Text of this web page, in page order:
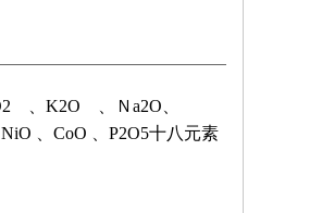
、K2O 、Ｎa2O、
、CoO 、P2O5十八元素